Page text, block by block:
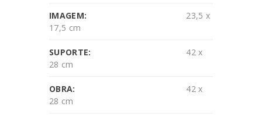
IMAGEM:
23,5 x
17,5 cm
SUPORTE:
42 x
28 cm
OBRA:
42 x
28 cm